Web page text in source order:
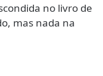
no livro de
mas nada na